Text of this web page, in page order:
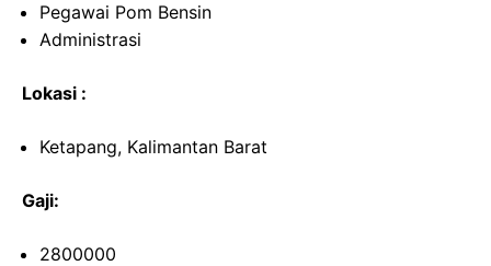
Pegawai Pom Bensin
Administrasi
Lokasi :
Ketapang, Kalimantan Barat
Gaji:
2800000